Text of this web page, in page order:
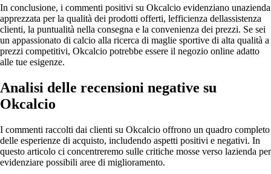
In conclusione, i commenti positivi su Okcalcio evidenziano unazienda
apprezzata per la qualità dei prodotti offerti, lefficienza dellassistenza
clienti, la puntualità nella consegna e la convenienza dei prezzi. Se sei
un appassionato di calcio alla ricerca di maglie sportive di alta qualità a
prezzi competitivi, Okcalcio potrebbe essere il negozio online adatto
alle tue esigenze.
Analisi delle recensioni negative su
Okcalcio
I commenti raccolti dai clienti su Okcalcio offrono un quadro completo
delle esperienze di acquisto, includendo aspetti positivi e negativi. In
questo articolo ci concentreremo sulle critiche mosse verso lazienda per
evidenziare possibili aree di miglioramento.